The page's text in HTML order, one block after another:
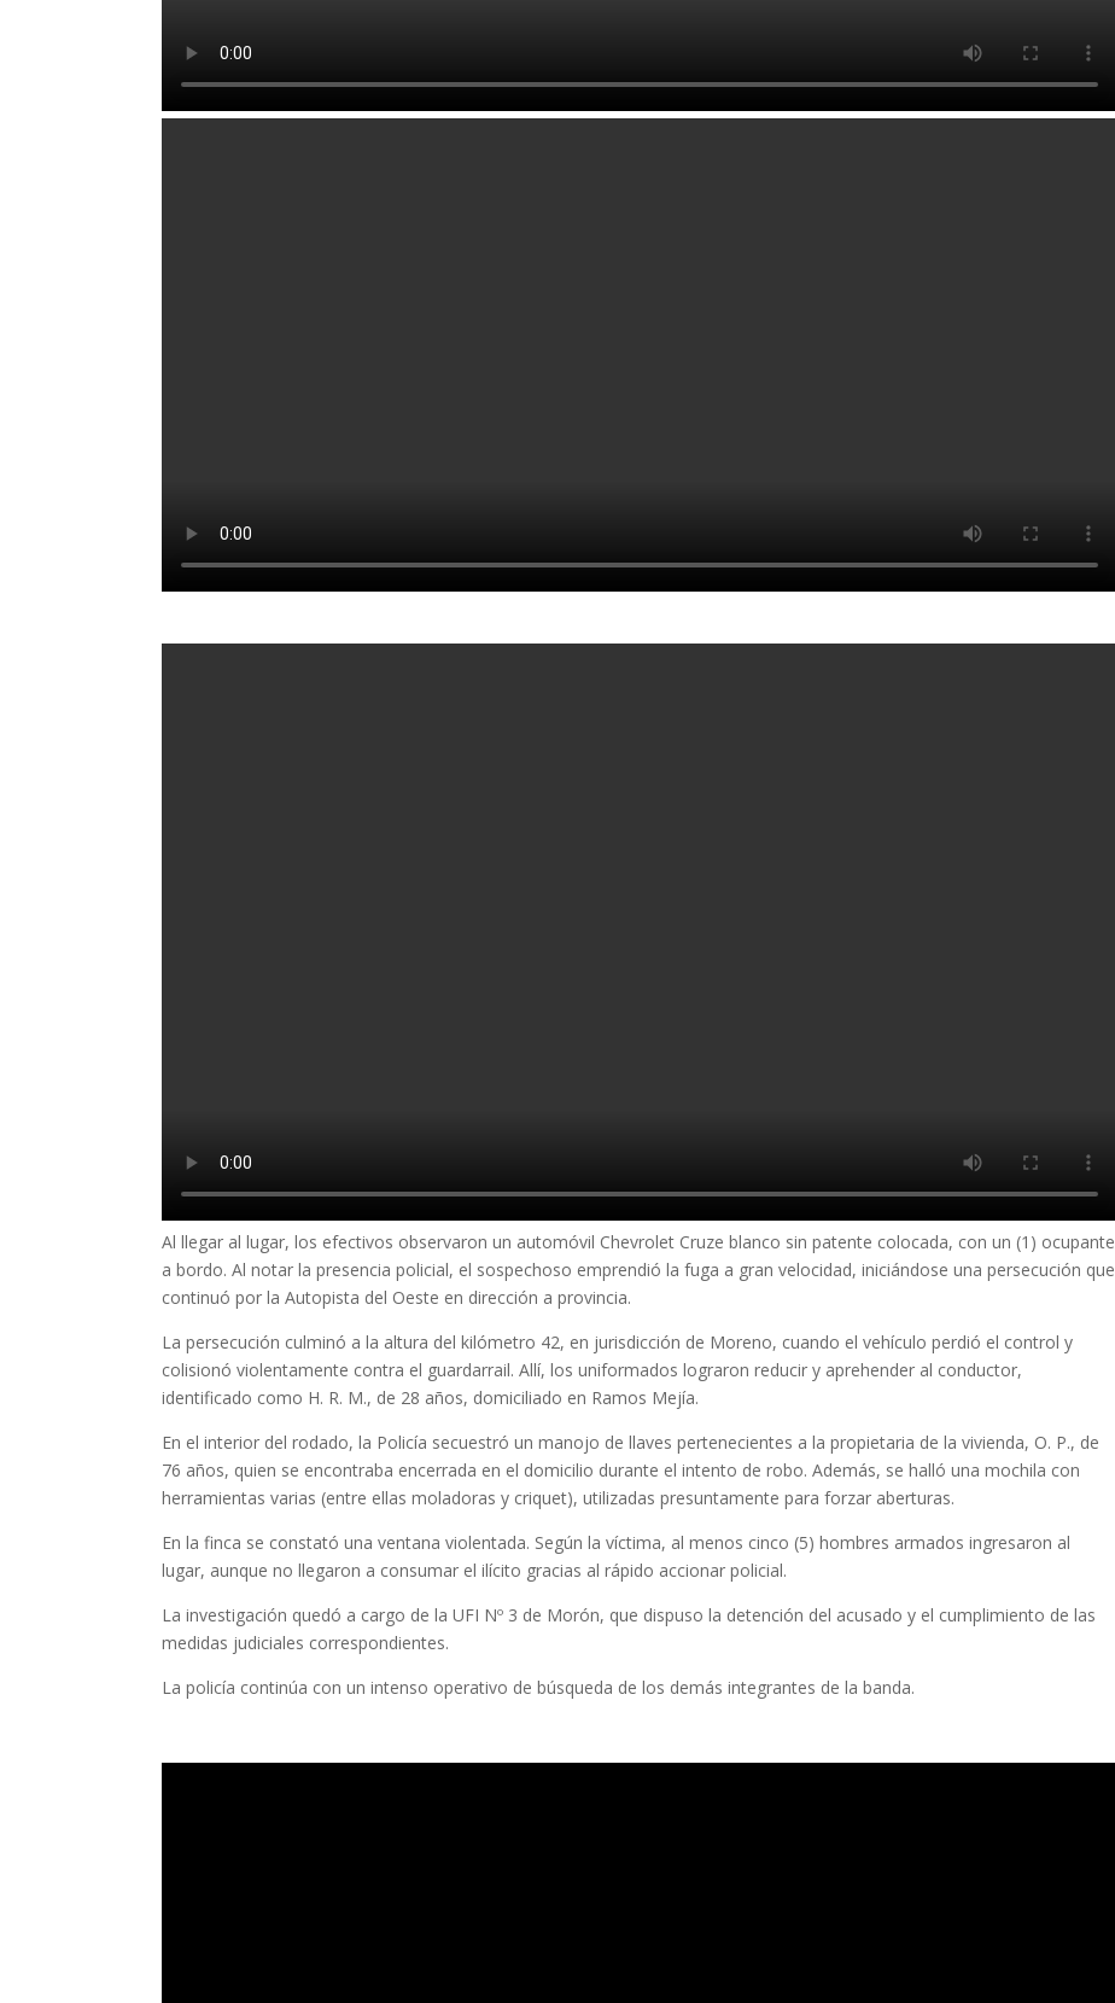
Al llegar al lugar, los efectivos observaron un automóvil Chevrolet Cruze blanco sin patente colocada, con un (1) ocupante
a bordo. Al notar la presencia policial, el sospechoso emprendió la fuga a gran velocidad, iniciándose una persecución que
continuó por la Autopista del Oeste en dirección a provincia.
La persecución culminó a la altura del kilómetro 42, en jurisdicción de Moreno, cuando el vehículo perdió el control y
colisionó violentamente contra el guardarrail. Allí, los uniformados lograron reducir y aprehender al conductor,
identificado como H. R. M., de 28 años, domiciliado en Ramos Mejía.
En el interior del rodado, la Policía secuestró un manojo de llaves pertenecientes a la propietaria de la vivienda, O. P., de
76 años, quien se encontraba encerrada en el domicilio durante el intento de robo. Además, se halló una mochila con
herramientas varias (entre ellas moladoras y criquet), utilizadas presuntamente para forzar aberturas.
En la finca se constató una ventana violentada. Según la víctima, al menos cinco (5) hombres armados ingresaron al
lugar, aunque no llegaron a consumar el ilícito gracias al rápido accionar policial.
La investigación quedó a cargo de la UFI Nº 3 de Morón, que dispuso la detención del acusado y el cumplimiento de las
medidas judiciales correspondientes.
La policía continúa con un intenso operativo de búsqueda de los demás integrantes de la banda.